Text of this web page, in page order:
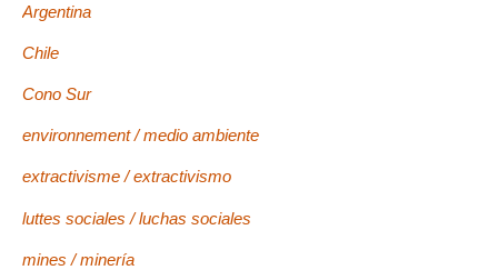
Argentina
Chile
Cono Sur
environnement / medio ambiente
extractivisme / extractivismo
luttes sociales / luchas sociales
mines / minería